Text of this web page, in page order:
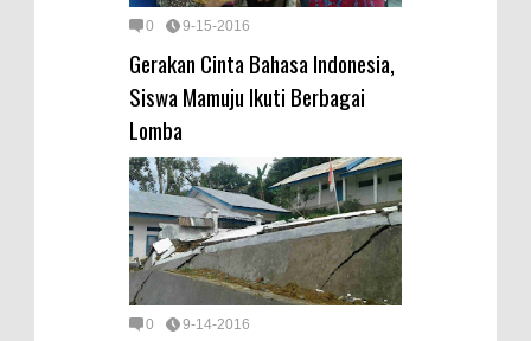
0 9-15-2016
Gerakan Cinta Bahasa Indonesia,
Siswa Mamuju Ikuti Berbagai
Lomba
0 9-14-2016